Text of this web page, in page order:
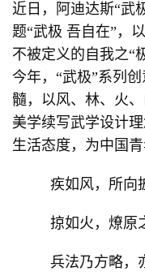
近日，阿迪达斯“武
题“武极 吾自在”，
不被定义的自我之“
今年，“武极”系列
髓，以风、林、火
美学续写武学设计
生活态度，为中国
疾如风，所向
掠如火，燎原
兵法乃方略，